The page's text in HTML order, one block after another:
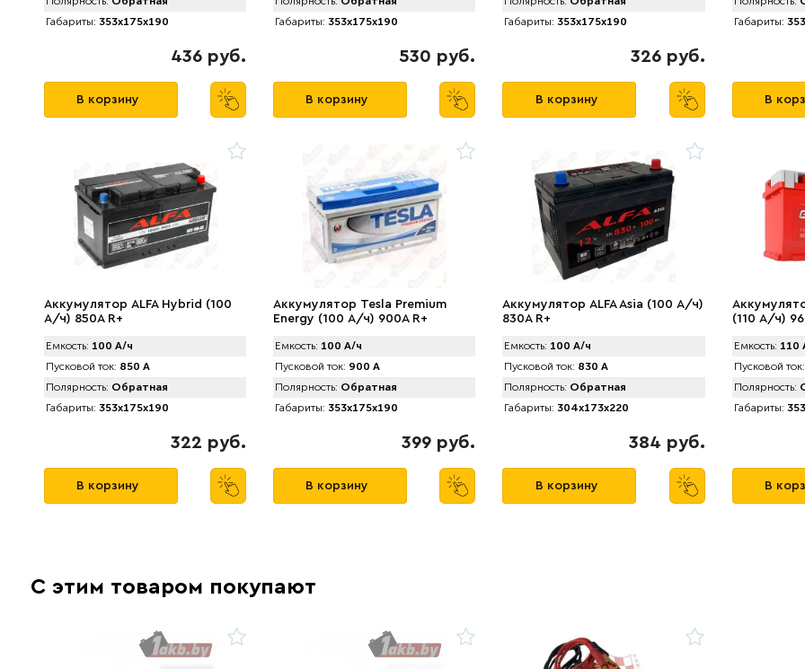
Габариты: 353x175x190
436 руб.
В корзину
Габариты: 353x175x190
530 руб.
В корзину
Габариты: 353x175x190
326 руб.
В корзину
Габариты:
В
Аккумулятор ALFA Hybrid (100
А/ч) 850A R+
Емкость: 100 А/ч
Пусковой ток: 850 А
Полярность: Обратная
Габариты: 353x175x190
322 руб.
В корзину
Аккумулятор Tesla Premium
Energy (100 А/ч) 900A R+
Емкость: 100 А/ч
Пусковой ток: 900 А
Полярность: Обратная
Габариты: 353x175x190
399 руб.
В корзину
Аккумулятор АLFA Asia (100 А/ч)
830A R+
Емкость: 100 А/ч
Пусковой ток: 830 А
Полярность: Обратная
Габариты: 304x173x220
384 руб.
В корзину
(110 А/ч)
Емкость: 110
Пусковой ток:
Полярность:
Габариты:
В
С этим товаром покупают